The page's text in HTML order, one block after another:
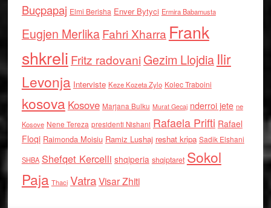
Buçpapaj Elmi Berisha Enver Bytyci Ermira Babamusta
Eugjen MerlikaFahri Xharra Frank
shkreli Fritz radovaniGezim Llojdia Ilir
Levonja Interviste Keze Kozeta Zylo Kolec Traboini
kosova Kosove Marjana Bulku Murat Gecaj nderroi jete ne
Kosove Nene Tereza presidenti Nishani Rafaela Prifti Rafael
Floqi Raimonda Moisiu Ramiz Lushaj reshat kripa Sadik Elshani
SHBA Shefqet Kercelli shqiperia shqiptaret Sokol
Paja Thaci VatraVisar Zhiti